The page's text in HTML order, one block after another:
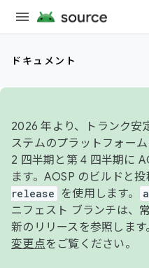
ドキュメント
2026 年より、トランク安
ステムのプラットフォー
2 四半期と第 4 四半期に
ます。AOSP のビルドと投
release
を使用します。
ニフェスト ブランチは、
新のリリースを参照しま
変更点をご覧ください。